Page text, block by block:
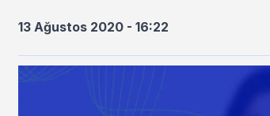
13 Ağustos 2020 - 16:22